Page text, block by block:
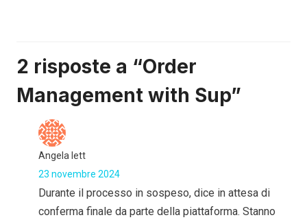
2 risposte a “Order
Management with Sup”
Angela lett
23 novembre 2024
Durante il processo in sospeso, dice in attesa di
conferma finale da parte della piattaforma. Stanno